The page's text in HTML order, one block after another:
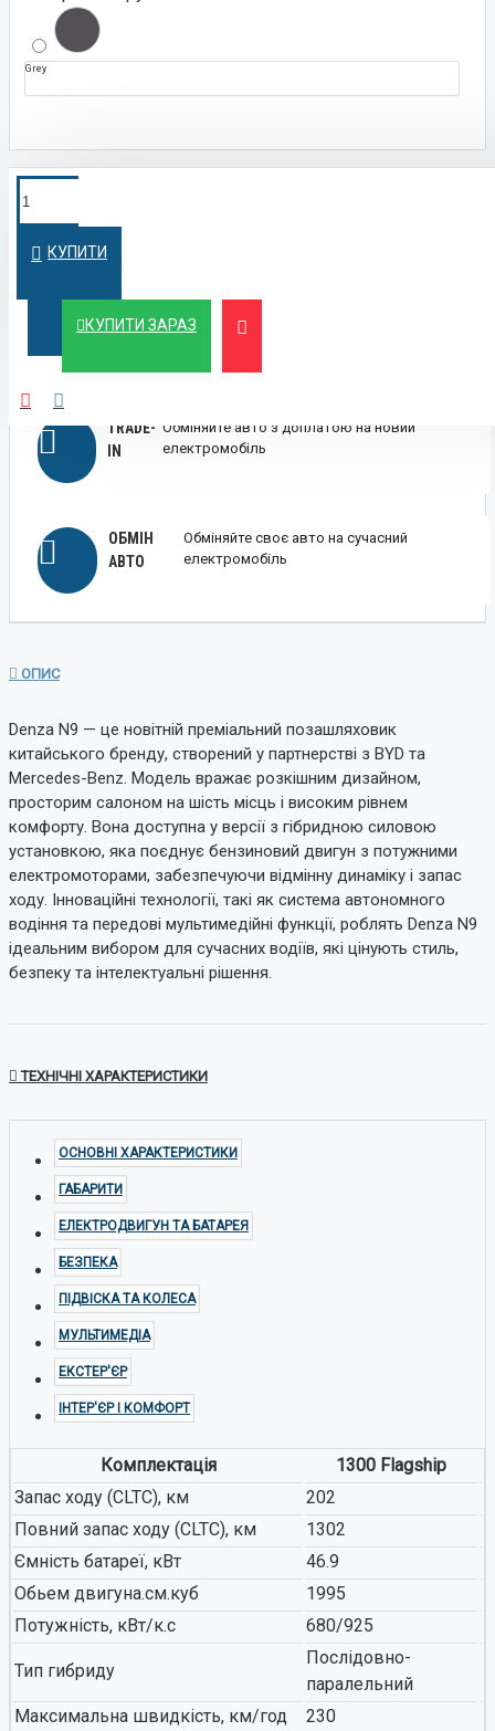
Grey
КУПИТИ
КУПИТИ ЗАРАЗ
КРЕДИТ
ЛІЗИНГ Вигідний лізинг для бізнесу та фізичних осіб
TRADE-
IN
Обміняйте авто з доплатою на новий
електромобіль
ОБМІН
АВТО
Обміняйте своє авто на сучасний
електромобіль
ОПИС
Denza N9 — це новітній преміальний позашляховик
китайського бренду, створений у партнерстві з BYD та
Mercedes-Benz. Модель вражає розкішним дизайном,
просторим салоном на шість місць і високим рівнем
комфорту. Вона доступна у версії з гібридною силовою
установкою, яка поєднує бензиновий двигун з потужними
електромоторами, забезпечуючи відмінну динаміку і запас
ходу. Інноваційні технології, такі як система автономного
водіння та передові мультимедійні функції, роблять Denza N9
ідеальним вибором для сучасних водіїв, які цінують стиль,
безпеку та інтелектуальні рішення.
ТЕХНІЧНІ ХАРАКТЕРИСТИКИ
ОСНОВНІ ХАРАКТЕРИСТИКИ
ГАБАРИТИ
ЕЛЕКТРОДВИГУН ТА БАТАРЕЯ
БЕЗПЕКА
ПІДВІСКА ТА КОЛЕСА
МУЛЬТИМЕДІА
ЕКСТЕР'ЄР
ІНТЕР'ЄР І КОМФОРТ
Комплектація
1300 Flagship
Запас ходу (CLTC), км
202
Повний запас ходу (CLTC), км
1302
Ємність батареї, кВт
46.9
Обьем двигуна.см.куб
1995
Потужність, кВт/к.с
680/925
Тип гибриду
Послідовно-
паралельний
Максимальна швидкість, км/год
230